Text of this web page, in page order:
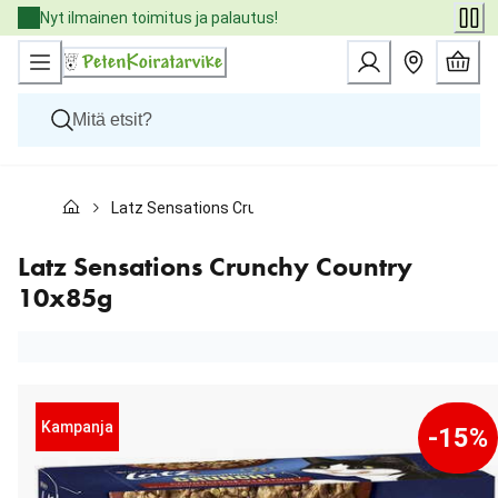
Skip
to
Content
Nyt ilmainen toimitus ja palautus!
Kissat
Eläinlääkäriruoat
Tuotemerkit
Uutuudet
Latz Sensations Crunchy Country 10x85g
Latz Sensations Crunchy Country
10x85g
Kampanja -15%